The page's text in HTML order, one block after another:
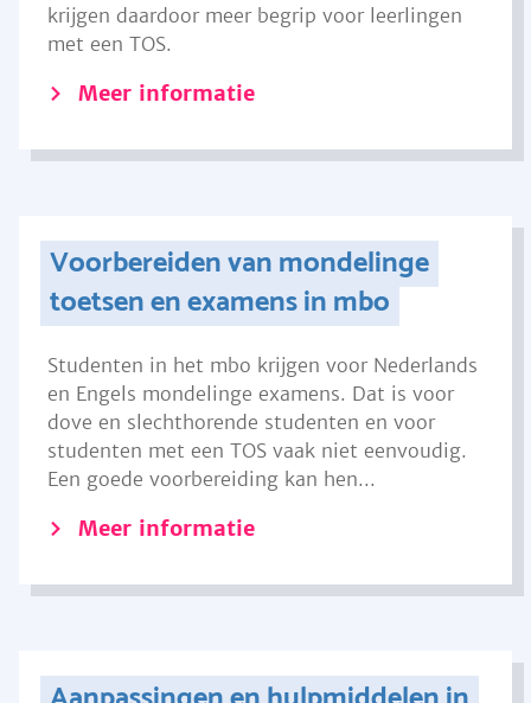
krijgen daardoor meer begrip voor leerlingen
met een TOS.
Meer informatie
Voorbereiden van mondelinge
toetsen en examens in mbo
Studenten in het mbo krijgen voor Nederlands
en Engels mondelinge examens. Dat is voor
dove en slechthorende studenten en voor
studenten met een TOS vaak niet eenvoudig.
Een goede voorbereiding kan hen...
Meer informatie